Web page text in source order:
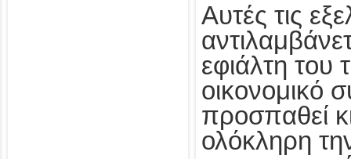
Αυτές τις
εφιάλτη του
οικονομικό
προσπαθεί
ολόκληρη